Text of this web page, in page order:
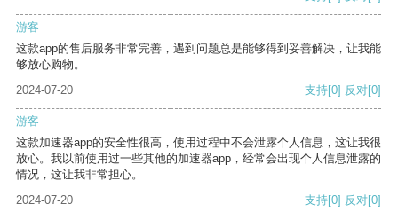
游客
这款app的售后服务非常完善，遇到问题总是能够得到妥善解决，让我能
够放心购物。
2024-07-20
支持[0] 反对[0]
游客
这款加速器app的安全性很高，使用过程中不会泄露个人信息，这让我很
放心。我以前使用过一些其他的加速器app，经常会出现个人信息泄露的
情况，这让我非常担心。
2024-07-20
支持[0] 反对[0]